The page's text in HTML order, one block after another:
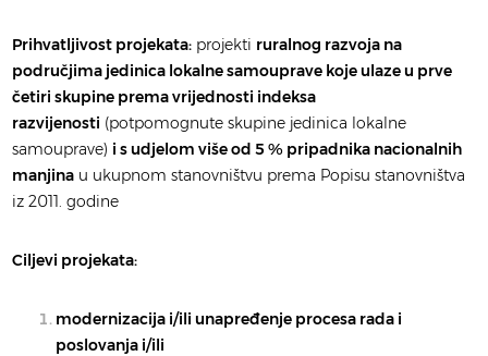
Prihvatljivost projekata:projekti ruralnog razvoja na
područjima jedinica lokalne samouprave koje ulaze u prve
četiri skupine prema vrijednosti indeksa
razvijenosti (potpomognute skupine jedinica lokalne
samouprave) i s udjelom više od 5 % pripadnika nacionalnih
manjinau ukupnom stanovništvu prema Popisu stanovništva
iz 2011. godine
Ciljevi projekata:
modernizacija i/ili unapređenje procesa rada i
poslovanja i/ili